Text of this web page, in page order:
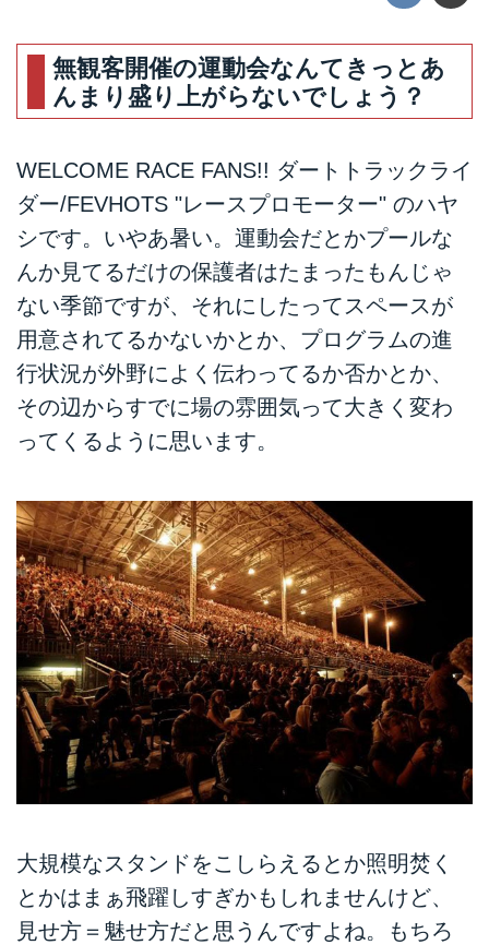
無観客開催の運動会なんてきっとあ
んまり盛り上がらないでしょう？
WELCOME RACE FANS!! ダートトラックライ
ダー/FEVHOTS "レースプロモーター" のハヤ
シです。いやあ暑い。運動会だとかプールな
んか見てるだけの保護者はたまったもんじゃ
ない季節ですが、それにしたってスペースが
用意されてるかないかとか、プログラムの進
行状況が外野によく伝わってるか否かとか、
その辺からすでに場の雰囲気って大きく変わ
ってくるように思います。
大規模なスタンドをこしらえるとか照明焚く
とかはまぁ飛躍しすぎかもしれませんけど、
見せ方＝魅せ方だと思うんですよね。もちろ